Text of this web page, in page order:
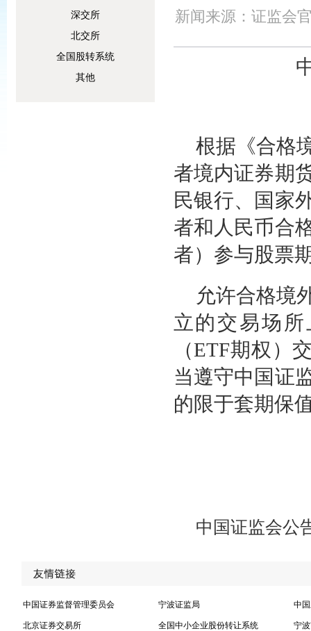
深交所
北交所
全国股转系统
其他
新闻来源：证监会
根据《合格
者境内证券期
民银行、国家
者和人民币合
者）参与股票
允许合格境
立的交易场
（ETF期权 ）
当遵守中国证
的限于套期保
中国证监会公
中国证券监督管理委员会 宁波证监局 中
北京证券交易所 全国中小企业股份转让系统 宁